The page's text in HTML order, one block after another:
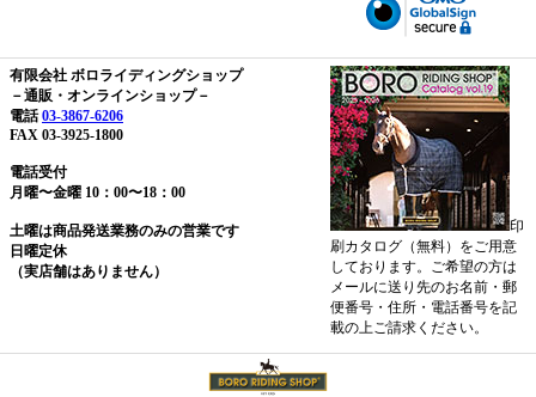
有限会社 ボロライディングショップ
－通販・オンラインショップ－
電話03-3867-6206
FAX 03-3925-1800
電話受付
月曜〜金曜 10：00〜18：00
土曜は商品発送業務のみの営業です
日曜定休
（実店舗はありません）
印
刷カタログ（無料）をご用意
しております。ご希望の方は
メールに送り先のお名前・郵
便番号・住所・電話番号を記
載の上ご請求ください。